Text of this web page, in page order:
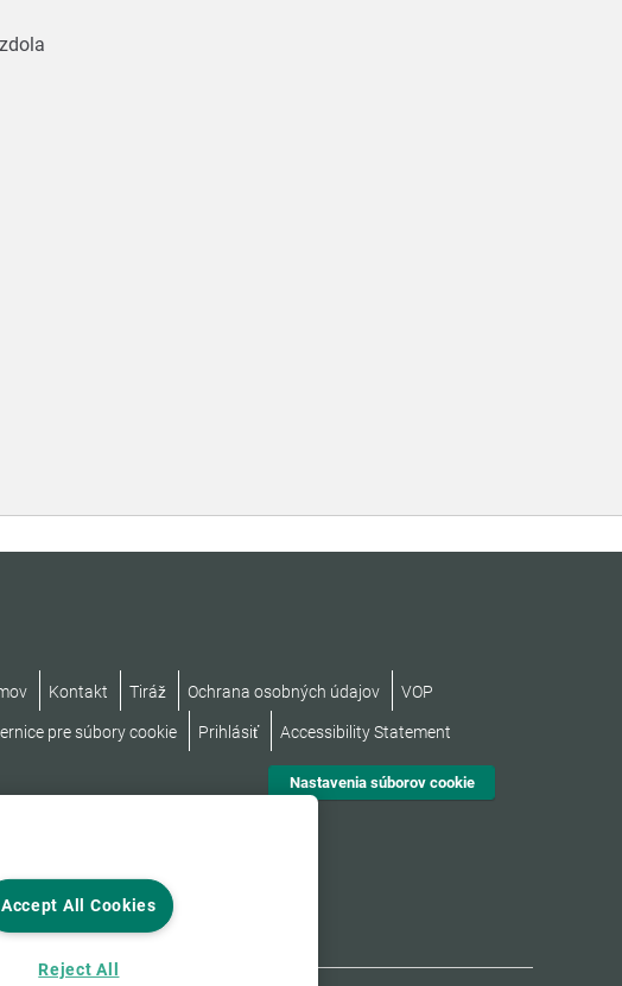
Kontakt Tiráž Ochrana osobných údajov VOP
pre súbory cookie Prihlásiť Accessibility Statement
Nastavenia súborov cookie
Accept All Cookies
Reject All